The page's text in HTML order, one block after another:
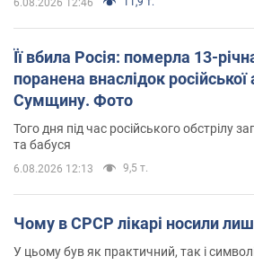
Її вбила Росія: померла 13-
поранена внаслідок російської
Сумщину. Фото
Того дня під час російського обстрілу
та бабуся
6.08.2026 12:13 9,5 т.
Чому в СРСР лікарі носили
У цьому був як практичний, так і